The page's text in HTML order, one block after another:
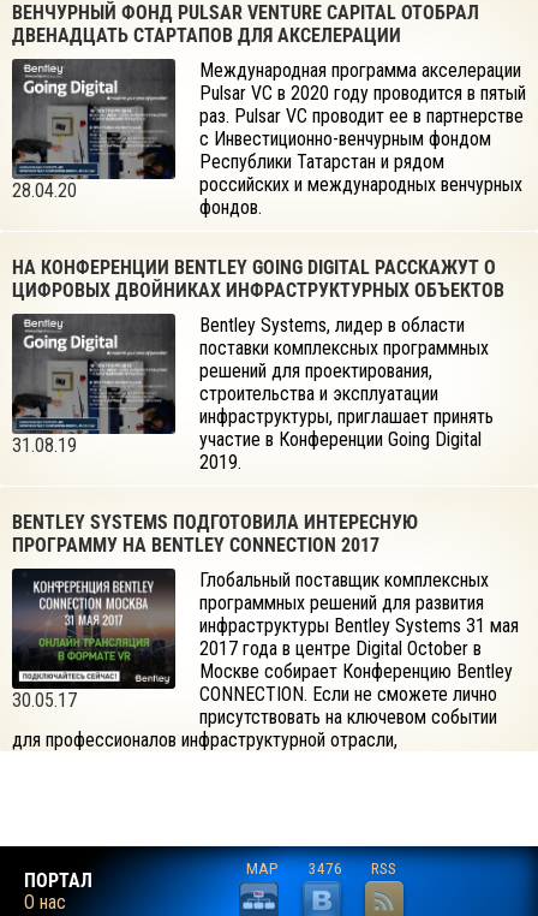
ВЕНЧУРНЫЙ ФОНД PULSAR VENTURE CAPITAL ОТОБРАЛ
ДВЕНАДЦАТЬ СТАРТАПОВ ДЛЯ АКСЕЛЕРАЦИИ
28.04.20
Международная программа акселерации
Pulsar VC в 2020 году проводится в пятый
раз. Pulsar VC проводит ее в партнерстве
с Инвестиционно-венчурным фондом
Республики Татарстан и рядом
российских и международных венчурных
фондов.
НА КОНФЕРЕНЦИИ BENTLEY GOING DIGITAL РАССКАЖУТ О
ЦИФРОВЫХ ДВОЙНИКАХ ИНФРАСТРУКТУРНЫХ ОБЪЕКТОВ
31.08.19
Bentley Systems, лидер в области
поставки комплексных программных
решений для проектирования,
строительства и эксплуатации
инфраструктуры, приглашает принять
участие в Конференции Going Digital
2019.
BENTLEY SYSTEMS ПОДГОТОВИЛА ИНТЕРЕСНУЮ
ПРОГРАММУ НА BENTLEY CONNECTION 2017
30.05.17
Глобальный поставщик комплексных
программных решений для развития
инфраструктуры Bentley Systems 31 мая
2017 года в центре Digital October в
Москве собирает Конференцию Bentley
CONNECTION. Если не сможете лично
присутствовать на ключевом событии
для профессионалов инфраструктурной отрасли,
ПОРТАЛ
О нас
MAP 3476 RSS